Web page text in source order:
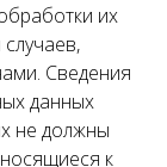
их
Сведения
данных
не должны
к